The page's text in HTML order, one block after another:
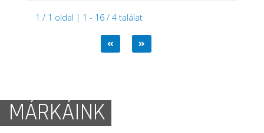
1 / 1 oldal | 1 - 16 / 4 találat
MÁRKÁINK